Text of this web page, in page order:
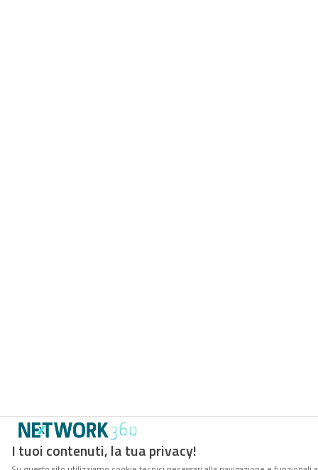
I tuoi contenuti, la tua privacy!